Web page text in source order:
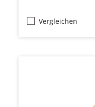
Vergleichen